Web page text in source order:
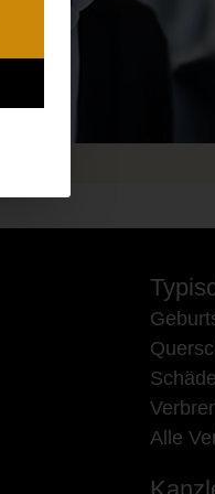
Alle